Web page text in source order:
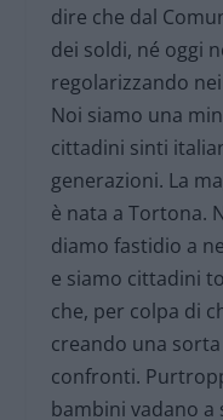
dire che dal
dei soldi, né oggi
regolarizzando
Noi siamo una
cittadini sinti
generazioni. La
è nata a Tortona.
diamo fastidio a
e siamo cittadini
che, per colpa di
creando una
confronti.
bambini vadano a